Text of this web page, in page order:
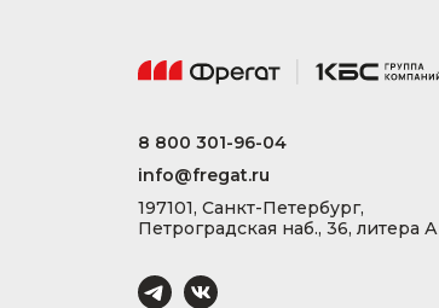
8 800 301-96-04
info@fregat.ru
197101, Санкт-Петербург,
Петроградская наб., 36, литера А